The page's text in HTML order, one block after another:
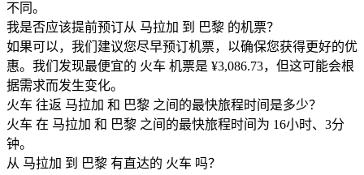
不同。
我是否应该提前预订从 马拉加 到 巴黎 的机票？
如果可以，我们建议您尽早预订机票，以确保您获得更好的优
惠。我们发现最便宜的 火车 机票是 ¥3,086.73，但这可能会根
据需求而发生变化。
火车 往返 马拉加 和 巴黎 之间的最快旅程时间是多少？
火车 在 马拉加 和 巴黎 之间的最快旅程时间为 16小时、3分
钟。
从 马拉加 到 巴黎 有直达的 火车 吗？